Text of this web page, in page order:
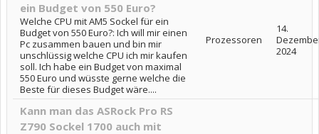
ein Budget von 550 Euro?
Welche CPU mit AM5 Sockel für ein
Budget von 550 Euro?: Ich will mir einen
Pc zusammen bauen und bin mir
unschlüssig welche CPU ich mir kaufen
soll. Ich habe ein Budget von maximal
550 Euro und wüsste gerne welche die
Beste für dieses Budget wäre....
Prozessoren
14.
2024
Kann man das ASRock Pro RS
Z790 Sockel 1700 auch mit